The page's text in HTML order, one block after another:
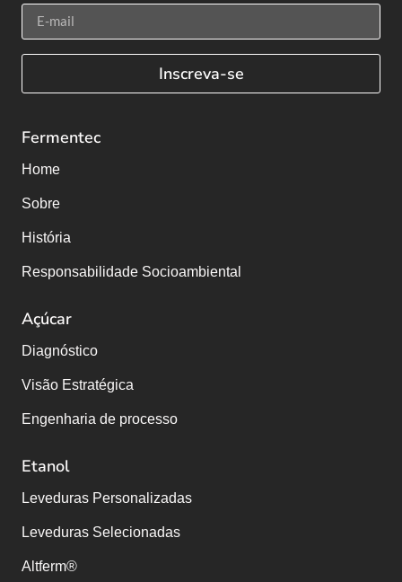
Inscreva-se
Fermentec
Home
Sobre
História
Responsabilidade Socioambiental
Açúcar
Diagnóstico
Visão Estratégica
Engenharia de processo
Etanol
Leveduras Personalizadas
Leveduras Selecionadas
Altferm®